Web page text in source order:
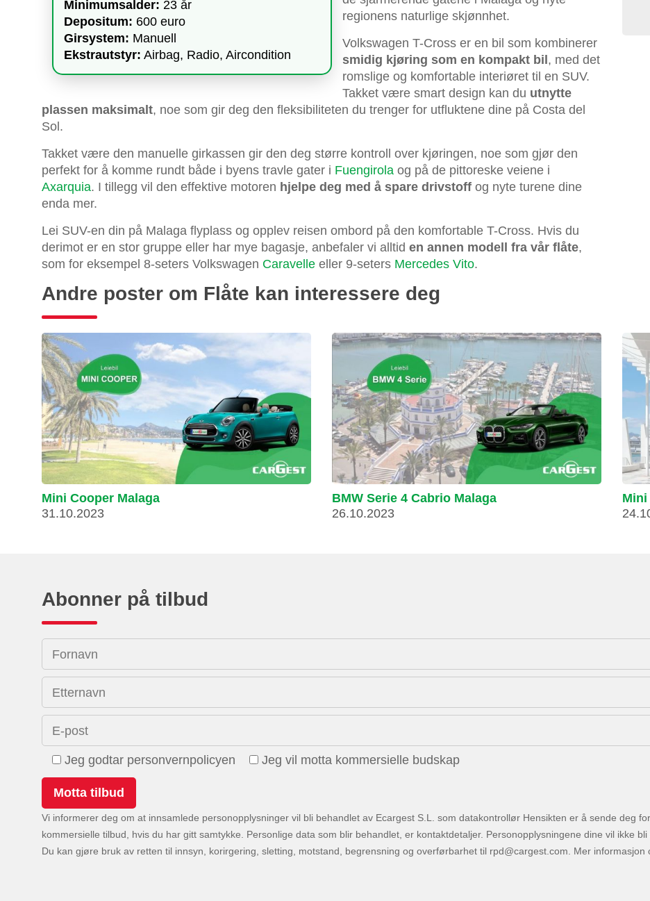
Minimumsalder: 23 år
Depositum: 600 euro
Girsystem: Manuell
Ekstrautstyr: Airbag, Radio, Aircondition
regionens naturlige skjønnhet.
Volkswagen T-Cross er en bil som kombinerer
smidig kjøring som en kompakt bil, med det
romslige og komfortable interiøret til en SUV.
Takket være smart design kan du utnytte
plassen maksimalt, noe som gir deg den fleksibiliteten du trenger for utfluktene dine på Costa del
Sol.
Takket være den manuelle girkassen gir den deg større kontroll over kjøringen, noe som gjør den
perfekt for å komme rundt både i byens travle gater i Fuengirola og på de pittoreske veiene i
Axarquia. I tillegg vil den effektive motoren hjelpe deg med å spare drivstoff og nyte turene dine
enda mer.
Lei SUV-en din på Malaga flyplass og opplev reisen ombord på den komfortable T-Cross. Hvis du
derimot er en stor gruppe eller har mye bagasje, anbefaler vi alltid en annen modell fra vår flåte,
som for eksempel 8-seters Volkswagen Caravelle eller 9-seters Mercedes Vito.
Andre poster om Flåte kan interessere deg
Mini Cooper Malaga
31.10.2023
BMW Serie 4 Cabrio Malaga
26.10.2023
Mini
Abonner på tilbud
Fornavn
Etternavn
E-post
Jeg godtar personvernpolicyen Jeg vil motta kommersielle budskap
Vi informerer deg om at innsamlede personopplysninger vil bli behandlet av Ecargest S.L. som datakontrollør Hensikten er å sende deg
kommersielle tilbud, hvis du har gitt samtykke. Personlige data som blir behandlet, er kontaktdetaljer. Personopplysningene dine vil ikke
Du kan gjøre bruk av retten til innsyn, korirgering, sletting, motstand, begrensning og overførbarhet til
. Mer informasjon